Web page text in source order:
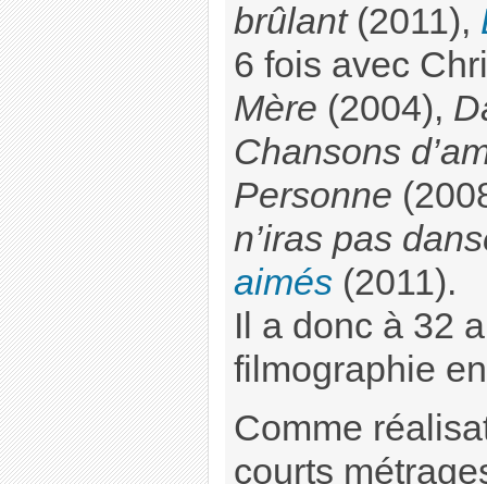
brûlant(2011),
6 fois avec
Mère (2004),
Chansons
Personne
n’iras pas
aimés(2011).
Il a donc à 32
filmographie
Comme
courts